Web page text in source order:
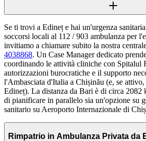
Se ti trovi a Edineț e hai un'urgenza
soccorsi locali al 112 / 903 ambulanza per
invitiamo a chiamare subito la nostra
4038868. Un Case Manager dedicato
coordinando le attività cliniche con Spitalul
autorizzazioni burocratiche e il supporto
l'Ambasciata d'Italia a Chișinău (e, se
Edineț). La distanza da Bari è di circa 2082
di pianificare in parallelo sia un'opzione su
sanitario su Aeroporto Internazionale di
Rimpatrio in Ambulanza Privata da